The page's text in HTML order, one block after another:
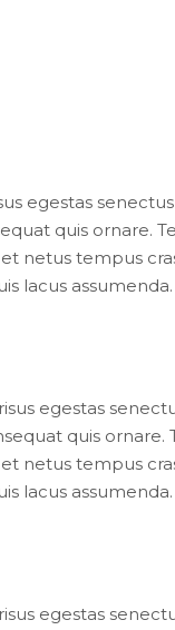
egestas
quis ornare.
netus tempus
lacus
egestas
quis ornare.
netus tempus
lacus
egestas